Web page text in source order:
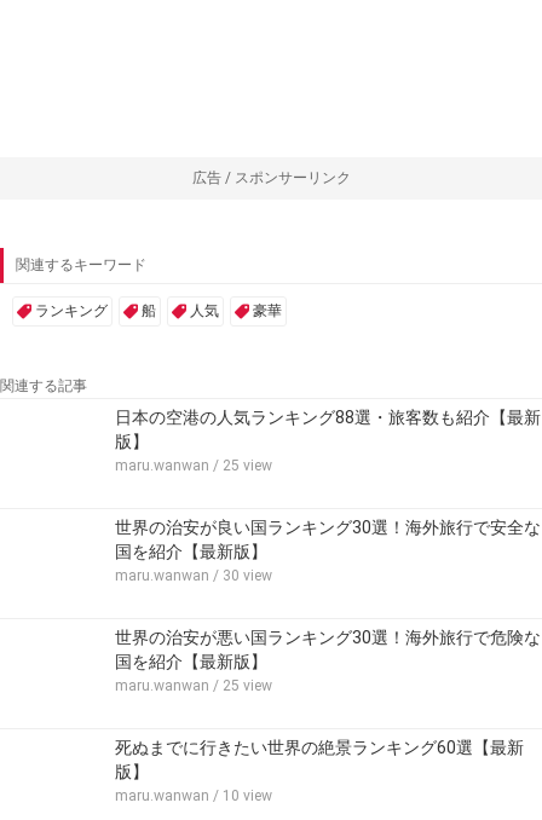
広告 / スポンサーリンク
関連するキーワード
ランキング 船 人気 豪華
関連する記事
日本の空港の人気ランキング88選・旅客数も紹介【最新
版】
maru.wanwan / 25 view
世界の治安が良い国ランキング30選！海外旅行で安全な
国を紹介【最新版】
maru.wanwan / 30 view
世界の治安が悪い国ランキング30選！海外旅行で危険な
国を紹介【最新版】
maru.wanwan / 25 view
死ぬまでに行きたい世界の絶景ランキング60選【最新
版】
maru.wanwan / 10 view